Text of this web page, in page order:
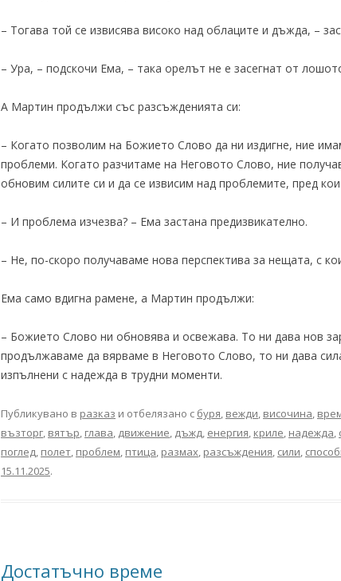
– Тогава той се извисява високо над облаците и дъжда, –
– Ура, – подскочи Ема, – така орелът не е засегнат от
А Мартин продължи със разсъжденията си:
– Когато позволим на Божието Слово да ни издигне, ние
проблеми. Когато разчитаме на Неговото Слово, ние
обновим силите си и да се извисим над проблемите, пред
– И проблема изчезва? – Ема застана предизвикателно.
– Не, по-скоро получаваме нова перспектива за нещата, с
Ема само вдигна рамене, а Мартин продължи:
– Божието Слово ни обновява и освежава. То ни дава нов
продължаваме да вярваме в Неговото Слово, то ни дава
изпълнени с надежда в трудни моменти.
Публикувано в разказ и отбелязано с буря, вежди, височина,
възторг, вятър, глава, движение, дъжд, енергия, криле, надежда,
поглед, полет, проблем, птица, размах, разсъждения, сили,
15.11.2025.
Достатъчно време